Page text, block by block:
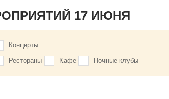
17 ИЮНЯ
Концерты
Рестораны Кафе Ночные клубы